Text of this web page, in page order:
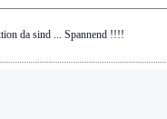
da sind ... Spannend !!!!